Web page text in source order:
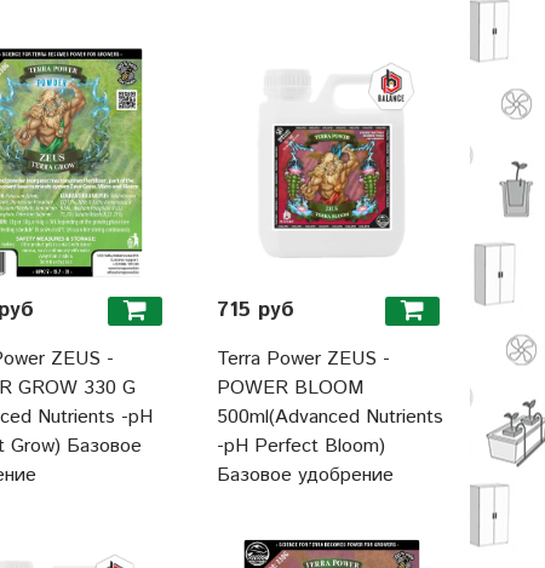
ZEUS -
GROW 330 G
Nutrients -pH
Grow) Базовое
715 руб
Terra Power ZEUS -
POWER BLOOM
500ml(Advanced Nutrients
-pH Perfect Bloom)
Базовое удобрение